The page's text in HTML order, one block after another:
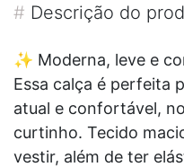
# Descrição do
✨ Moderna, leve e
Essa calça é perfeita
atual e confortável,
curtinho. Tecido
vestir, além de ter